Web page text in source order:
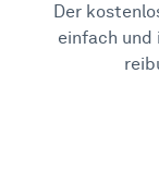
Der
einfach